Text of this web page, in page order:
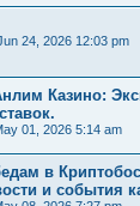
24, 2026 12:03 pm
Казино:
01, 2026 5:14 am
в
и события